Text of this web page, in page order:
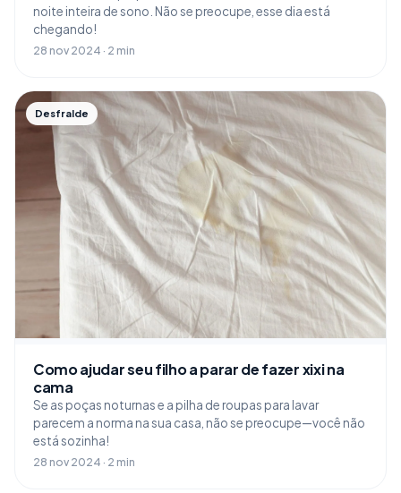
noite inteira de sono. Não se preocupe, esse dia está
chegando!
28 nov 2024 · 2 min
Desfralde
Como ajudar seu filho a parar de fazer xixi na
cama
Se as poças noturnas e a pilha de roupas para lavar
parecem a norma na sua casa, não se preocupe—você não
está sozinha!
28 nov 2024 · 2 min